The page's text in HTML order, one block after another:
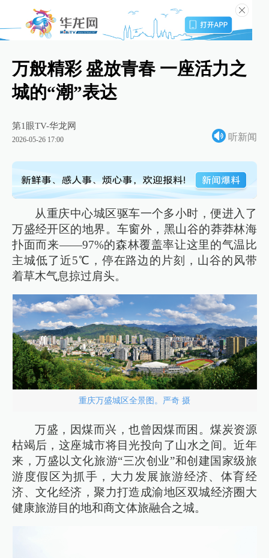
万般精彩 盛放青春 一座活力之
城的“潮”表达
第1眼TV-华龙网
2026-05-26 17:00 听新闻
从重庆中心城区驱车一个多小时，便进入了
万盛经开区的地界。车窗外，黑山谷的莽莽林海
扑面而来——97%的森林覆盖率让这里的气温比
主城低了近5℃，停在路边的片刻，山谷的风带
着草木气息掠过肩头。
重庆万盛城区全景图。严奇 摄
万盛，因煤而兴，也曾因煤而困。煤炭资源
枯竭后，这座城市将目光投向了山水之间。近年
来，万盛以文化旅游“三次创业”和创建国家级旅
游度假区为抓手，大力发展旅游经济、体育经
济、文化经济，聚力打造成渝地区双城经济圈大
健康旅游目的地和商文体旅融合之城。